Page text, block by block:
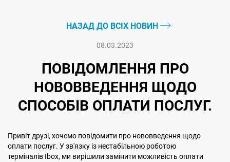
НАЗАД ДО ВСІХ НОВИН
08.03.2023
ПОВІДОМЛЕННЯ ПРО
НОВОВВЕДЕННЯ ЩОДО
СПОСОБІВ ОПЛАТИ ПОСЛУГ.
Привіт друзі, хочемо повідомити про нововведення щодо
оплати послуг. У зв'язку із нестабільною роботою
терміналів Ibox, ми вирішили замінити можливість оплати